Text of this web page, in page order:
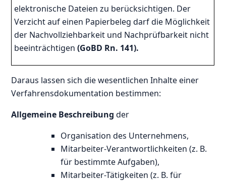
elektronische Dateien zu berücksichtigen. Der
Verzicht auf einen Papierbeleg darf die Möglichkeit
der Nachvollziehbarkeit und Nachprüfbarkeit nicht
beeinträchtigen(GoBD Rn. 141).
Daraus lassen sich die wesentlichen Inhalte einer
Verfahrensdokumentation bestimmen:
Allgemeine Beschreibungder
Organisation des Unternehmens,
Mitarbeiter-Verantwortlichkeiten (z. B.
für bestimmte Aufgaben),
Mitarbeiter-Tätigkeiten (z. B. für